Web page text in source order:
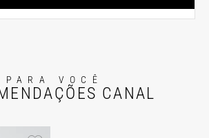
PARA VOCÊ
CANAL